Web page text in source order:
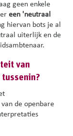
geen enkele
een 'neutraal
hiervan bots je al
uiterlijk en de
van
de openbare